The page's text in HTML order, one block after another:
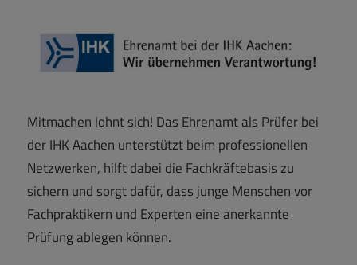
Mitmachen lohnt sich! Das Ehrenamt als Prüfer bei
der IHK Aachen unterstützt beim professionellen
Netzwerken, hilft dabei die Fachkräftebasis zu
sichern und sorgt dafür, dass junge Menschen vor
Fachpraktikern und Experten eine anerkannte
Prüfung ablegen können.